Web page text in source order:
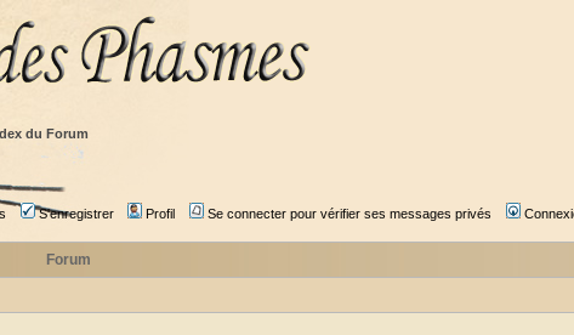
du Forum
S'enregistrer Profil Se connecter pour vérifier ses messages privés
Forum